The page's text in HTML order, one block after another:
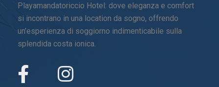
Playamandatoriccio Hotel: dove eleganza e comfort
si incontrano in una location da sogno, offrendo
un’esperienza di soggiorno indimenticabile sulla
splendida costa ionica.